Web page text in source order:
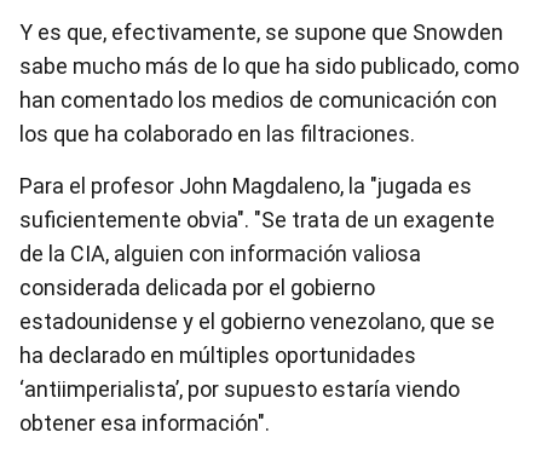
Y es que, efectivamente, se supone que Snowden
sabe mucho más de lo que ha sido publicado, como
han comentado los medios de comunicación con
los que ha colaborado en las filtraciones.
Para el profesor John Magdaleno, la "jugada es
suficientemente obvia". "Se trata de un exagente
de la CIA, alguien con información valiosa
considerada delicada por el gobierno
estadounidense y el gobierno venezolano, que se
ha declarado en múltiples oportunidades
‘antiimperialista’, por supuesto estaría viendo
obtener esa información".